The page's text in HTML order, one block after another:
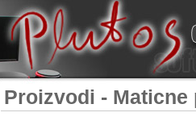
Proizvodi - Maticne